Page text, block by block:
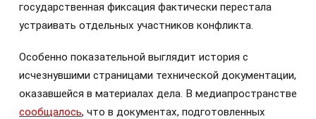
государственная фиксация фактически перестала
устраивать отдельных участников конфликта.
Особенно показательной выглядит история с
исчезнувшими страницами технической документации,
оказавшейся в материалах дела. В медиапространстве
сообщалось, что в документах, подготовленных